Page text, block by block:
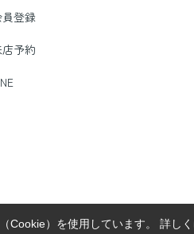
登録
予約
Cookie）を使用しています。 詳し